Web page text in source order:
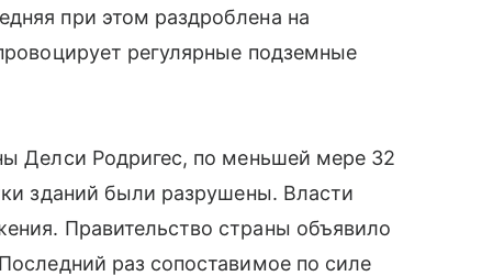
при этом раздроблена на
регулярные подземные
Делси Родригес, по меньшей мере 32
зданий были разрушены. Власти
Правительство страны объявило
раз сопоставимое по силе